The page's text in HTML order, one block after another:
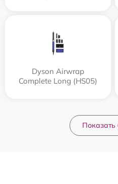
Dyson Airwrap
Complete Long (HS05)